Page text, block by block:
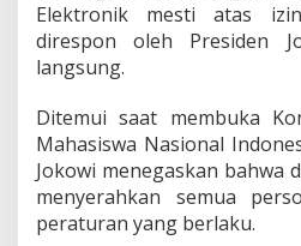
a
n
l
K
P
K
,
I
Elektronik mesti atas
direspon oleh Presiden
langsung.
Ditemui saat membuka
Mahasiswa Nasional
Jokowi menegaskan bahwa
menyerahkan semua
peraturan yang berlaku.